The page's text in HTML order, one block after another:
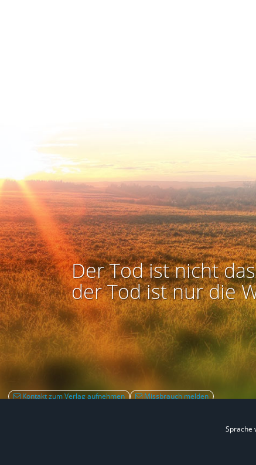
Der Tod ist nicht
der Tod ist nur die
Kontakt zum Verlag aufnehmen
Missbrauch melden
Sprache